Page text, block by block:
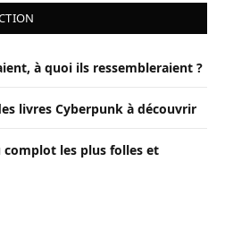
à quoi ils ressembleraient ?
livres Cyberpunk à découvrir
complot les plus folles et